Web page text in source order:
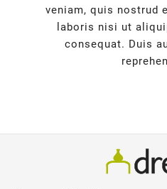
veniam, quis nostrud
laboris nisi ut
consequat. Duis